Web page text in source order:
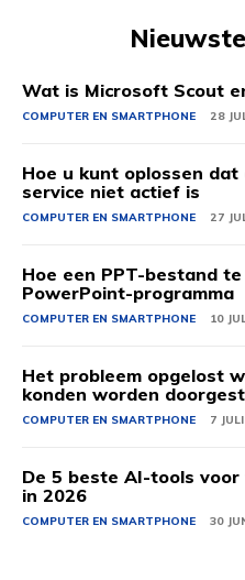
Wat is Microsoft Scout
COMPUTER EN SMARTPHONE 28
Hoe u kunt oplossen dat
service niet actief is
COMPUTER EN SMARTPHONE 27
Hoe een PPT-bestand
PowerPoint-programma
COMPUTER EN SMARTPHONE 10
Het probleem opgelost
konden worden
COMPUTER EN SMARTPHONE 7
De 5 beste AI-tools
in 2026
COMPUTER EN SMARTPHONE 30